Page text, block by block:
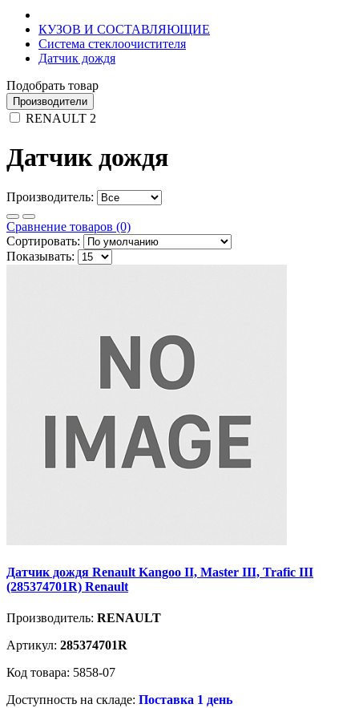
КУЗОВ И СОСТАВЛЯЮЩИЕ
Система стеклоочистителя
Датчик дождя
Подобрать товар
Производители
RENAULT 2
Датчик дождя
Производитель:
Сравнение товаров (0)
Сортировать:
Показывать:
Датчик дождя Renault Kangoo II, Master III, Trafic III
(285374701R) Renault
Производитель: RENAULT
Артикул: 285374701R
Код товара: 5858-07
Доступность на складе: Поставка 1 день